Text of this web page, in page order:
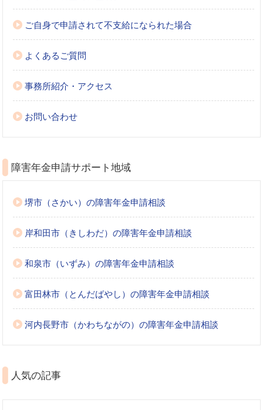
ご自身で申請されて不支給になられた場合
よくあるご質問
事務所紹介・アクセス
お問い合わせ
障害年金申請サポート地域
堺市（さかい）の障害年金申請相談
岸和田市（きしわだ）の障害年金申請相談
和泉市（いずみ）の障害年金申請相談
富田林市（とんだばやし）の障害年金申請相談
河内長野市（かわちながの）の障害年金申請相談
人気の記事